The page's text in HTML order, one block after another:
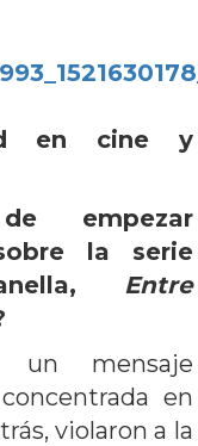
en cine y
empezar
la serie
Entre
un mensaje
en
violaron a la